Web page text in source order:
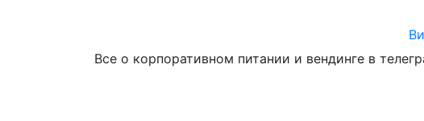
Все о корпоративном питании и вендинге в